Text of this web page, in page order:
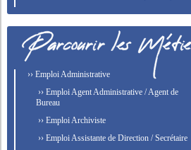
›› Emploi Administrative
›› Emploi Agent Administrative / Agent de
Bureau
›› Emploi Archiviste
›› Emploi Assistante de Direction / Secrétaire